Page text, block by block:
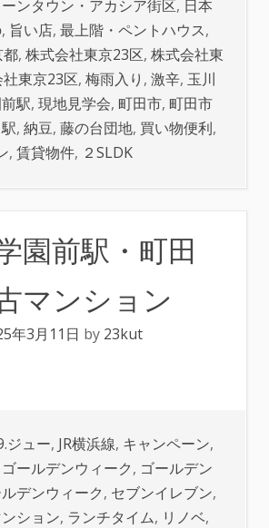
ンタウン・アカシア街区, 日本
, 旨い店, 最上階・ペントハウス,
都, 株式会社東京23区, 株式会社東
東京23区, 梅雨入り , 激辛, 玉川
駅, 現地見学会, 町田市, 町田市
, 納豆, 藤の台団地, 買い物便利,
, 賃貸物件, ２SLDK
園前駅・町田
マンション
年3月11日 by 23kut
ジュー, JR横浜線, キャンペーン,
ゴールデンウィーク, ゴールデン
デンウィーク, セブンイレブン,
ション, ランチタイム, リノベ,